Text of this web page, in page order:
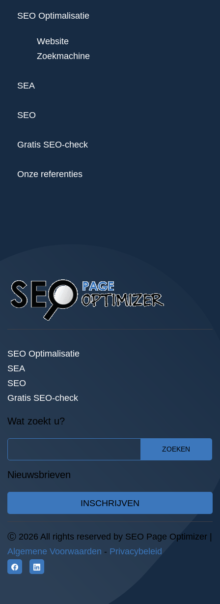
SEO Optimalisatie
Website
Zoekmachine
SEA
SEO
Gratis SEO-check
Onze referenties
SEO Optimalisatie
SEA
SEO
Gratis SEO-check
Wat zoekt u?
ZOEKEN
Nieuwsbrieven
INSCHRIJVEN
Ⓒ 2026 All rights reserved by SEO Page Optimizer |
Algemene Voorwaarden - Privacybeleid